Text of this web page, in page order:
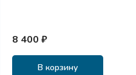
8 400 ₽
В корзину